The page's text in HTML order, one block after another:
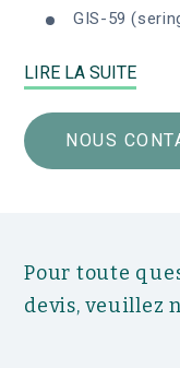
GIS-59
LIRE LA SUITE
NOUS
Pour toute
devis, veuillez